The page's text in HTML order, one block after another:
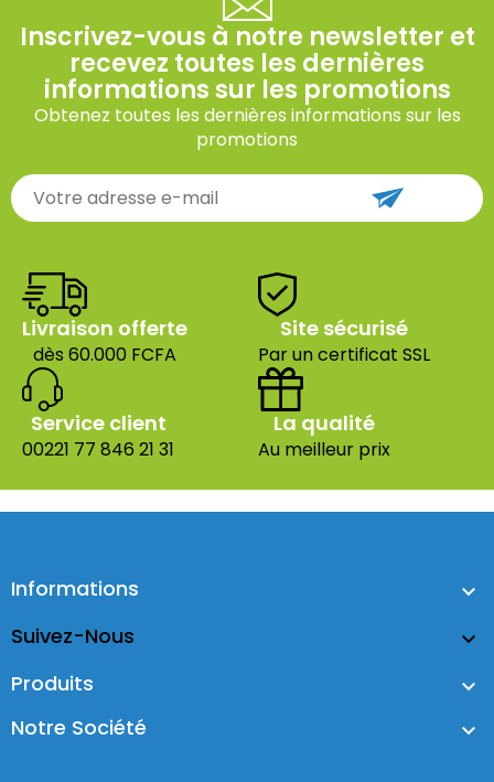
Inscrivez-vous à notre newsletter et
recevez toutes les dernières
informations sur les promotions
Obtenez toutes les dernières informations sur les
promotions
Livraison offerte
dès 60.000 FCFA
Site sécurisé
Par un certificat SSL
Service client
00221 77 846 21 31
La qualité
Au meilleur prix
Informations 
Suivez-Nous 
Produits 
Notre Société 